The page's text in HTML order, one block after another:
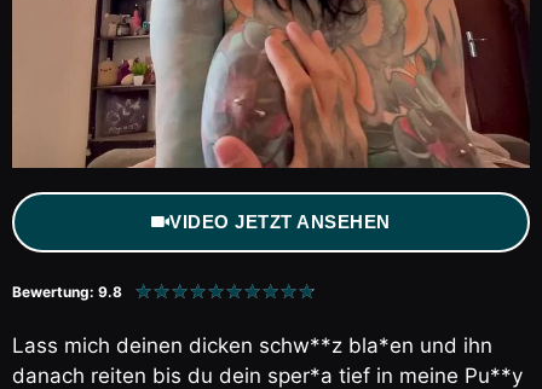
VIDEO JETZT ANSEHEN
Bewertung: 9.8 ★★★★★★★★★★
Lass mich deinen dicken schw**z bla*en und ihn
danach reiten bis du dein sper*a tief in meine Pu**y